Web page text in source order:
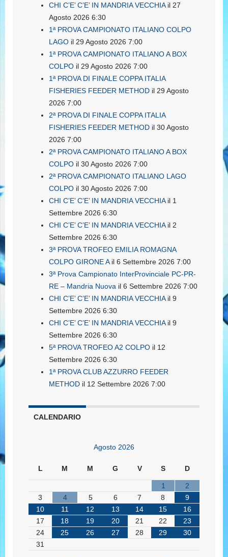
CHI C’E’ C’E’ IN MANDRIA VECCHIAil 27
Agosto 2026 6:30
1ª PROVA CAMPIONATO ITALIANO COLPO
LAGO il 29 Agosto 2026 7:00
1ª PROVA CAMPIONATO ITALIANO A BOX
COLPO il 29 Agosto 2026 7:00
1ª PROVA DI FINALE COPPA ITALIA
FISHERIES FEEDER METHOD il 29 Agosto
2026 7:00
2ª PROVA DI FINALE COPPA ITALIA
FISHERIES FEEDER METHOD il 30 Agosto
2026 7:00
2ª PROVA CAMPIONATO ITALIANO A BOX
COLPO il 30 Agosto 2026 7:00
2ª PROVA CAMPIONATO ITALIANO LAGO
COLPO il 30 Agosto 2026 7:00
CHI C’E’ C’E’ IN MANDRIA VECCHIAil 1
Settembre 2026 6:30
CHI C’E’ C’E’ IN MANDRIA VECCHIAil 2
Settembre 2026 6:30
3ª PROVA TROFEO EMILIA ROMAGNA
COLPO GIRONE Ail 6 Settembre 2026 7:00
3ª Prova Campionato InterProvinciale PC-PR-
RE – Mandria Nuova il 6 Settembre 2026 7:00
CHI C’E’ C’E’ IN MANDRIA VECCHIAil 9
Settembre 2026 6:30
CHI C’E’ C’E’ IN MANDRIA VECCHIAil 9
Settembre 2026 6:30
5ª PROVA TROFEO A2 COLPO il 12
Settembre 2026 6:30
1ª PROVA CLUB AZZURRO FEEDER
METHOD il 12 Settembre 2026 7:00
CALENDARIO
Agosto 2026
L M M G V S D
1
2
3
4 5 6 7 8
9
10
11 12 13 14 15
16
17
18 19 20 21 22
23
24
25 26 27 28 29
30
31